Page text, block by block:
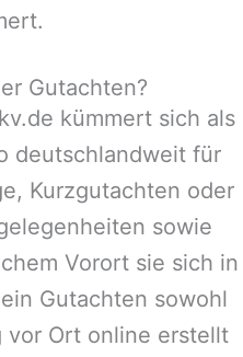
Gutachten?
kümmert sich als
deutschlandweit für
Kurzgutachten oder
sowie
Vorort sie sich in
Gutachten sowohl
vor Ort online erstellt